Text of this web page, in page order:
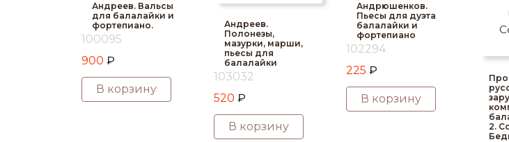
Андреев. Вальсы
для балалайки и
фортепиано.
100095
900 ₽
В корзину
Андреев.
Полонезы,
мазурки, марши,
пьесы для
балалайки
103032
520 ₽
В корзину
Андрюшенков.
Пьесы для дуэта
балалайки и
фортепиано
102294
225 ₽
В корзину
2.